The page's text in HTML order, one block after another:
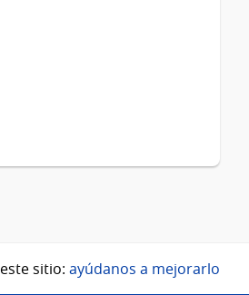
sitio: ayúdanos a mejorarlo